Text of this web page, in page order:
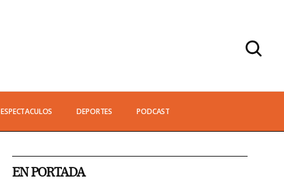
ESPECTACULOS DEPORTES PODCAST
EN PORTADA